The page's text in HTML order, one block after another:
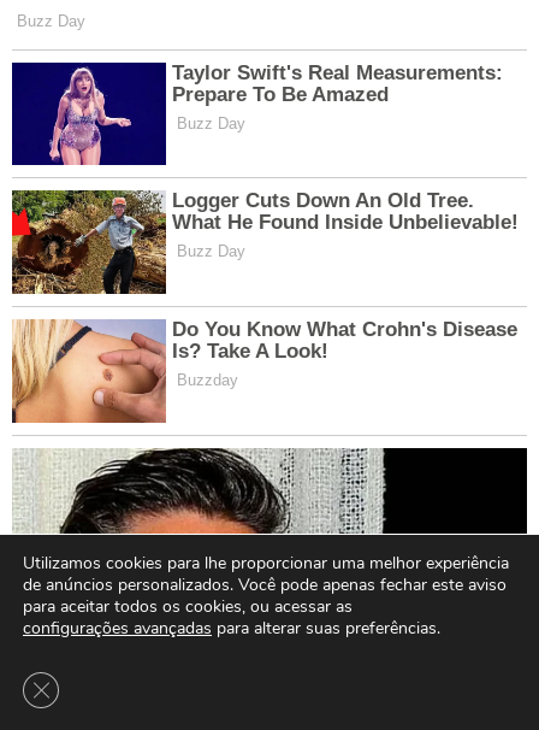
Utilizamos cookies para lhe proporcionar uma melhor experiência
de anúncios personalizados. Você pode apenas fechar este aviso
para aceitar todos os cookies, ou acessar as
configurações avançadas para alterar suas preferências.
Close GDPR Cookie Banner